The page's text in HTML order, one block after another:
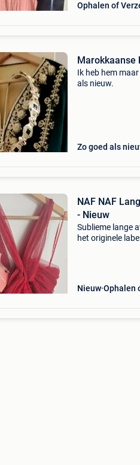
Ophalen of
Marokkaanse
Ik heb hem
als nieuw.
Zo goed als
NAF NAF
- Nieuw
Sublieme lange
het originele
Nieuw Ophalen